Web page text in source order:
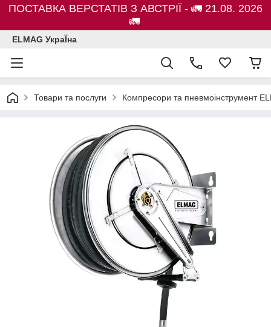
ПОСТАВКА ВЕРСТАТІВ З АВСТРІЇ - 🚛 21.08. 2026
🚛
ELMAG УкраЇна
Товари та послуги Компресори та пневмоінструмент